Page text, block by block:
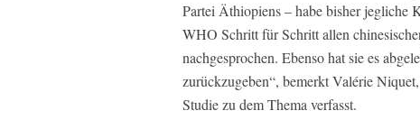
Partei Äthiopiens – habe bisher jegliche
WHO Schritt für Schritt allen
nachgesprochen. Ebenso hat sie es
zurückzugeben“, bemerkt Valérie
Studie zu dem Thema verfasst.